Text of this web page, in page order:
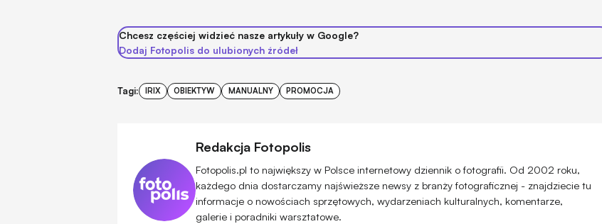
Chcesz częściej widzieć nasze artykuły w Google?
Dodaj Fotopolis do ulubionych źródeł
Tagi: IRIX OBIEKTYW MANUALNY PROMOCJA
Redakcja Fotopolis
Fotopolis.pl to największy w Polsce internetowy dziennik o fotografii. Od 2002 roku,
każdego dnia dostarczamy najświeższe newsy z branży fotograficznej - znajdziecie tu
informacje o nowościach sprzętowych, wydarzeniach kulturalnych, komentarze,
galerie i poradniki warsztatowe.